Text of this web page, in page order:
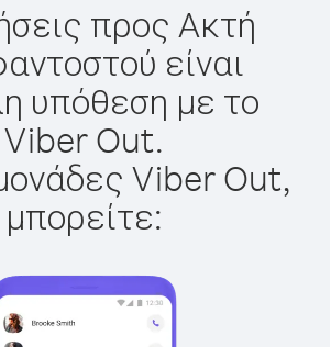
προς Ακτή
είναι
υπόθεση με το
Viber Out.
Viber Out,
μπορείτε: